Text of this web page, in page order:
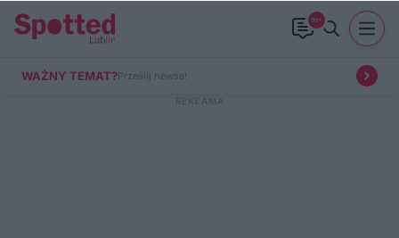
99+
WAŻNY TEMAT?Prześlij newsa!